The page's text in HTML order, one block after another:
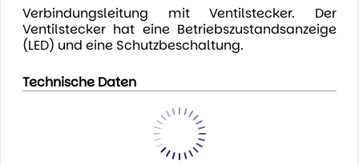
Verbindungsleitung mit Ventilstecker. Der
Ventilstecker hat eine Betriebszustandsanzeige
(LED) und eine Schutzbeschaltung.
Technische Daten